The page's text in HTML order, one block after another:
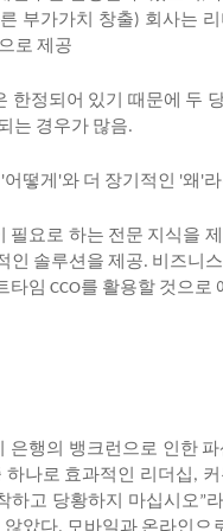
부가가치 창출) 회사는
로 제공
한정되어 있기 때문에 두
는 경우가 많음.
'어떻게 '와 더 장기적인 '왜 '
필요로 하는 전문 지식을
인 솔루션을 제공. 비즈니스
타임 CCO를 활용할 것으로
은행의 뱅크런으로 인한 파
하나로 효과적인 리더십 ,
하고 당황하지 마십시오”
않았다 모바일과 온라인으